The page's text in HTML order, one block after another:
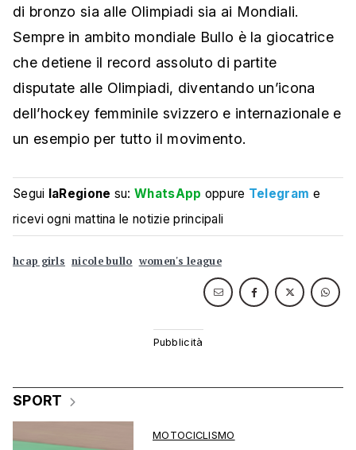
di bronzo sia alle Olimpiadi sia ai Mondiali.
Sempre in ambito mondiale Bullo è la giocatrice
che detiene il record assoluto di partite
disputate alle Olimpiadi, diventando un’icona
dell’hockey femminile svizzero e internazionale e
un esempio per tutto il movimento.
Segui laRegione su:WhatsApp oppure Telegram e
ricevi ogni mattina le notizie principali
hcap girls nicole bullo women's league
SPORT
MOTOCICLISMO